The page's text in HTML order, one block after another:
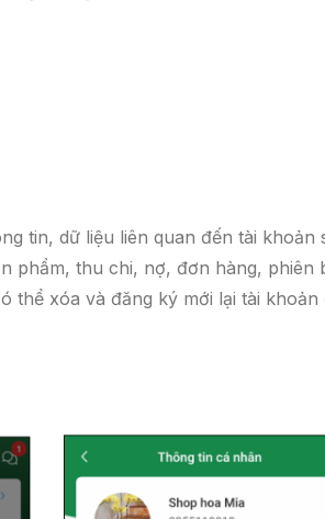
tin, dữ liệu liên quan đến tài khoản
phẩm, thu chi, nợ, đơn hàng, phiên
thể xóa và đăng ký mới lại tài khoản